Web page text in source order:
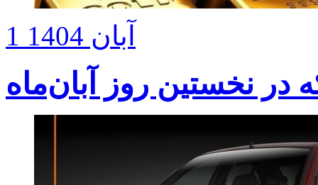
1 آبان 1404
نخستین روز آبان‌ماه